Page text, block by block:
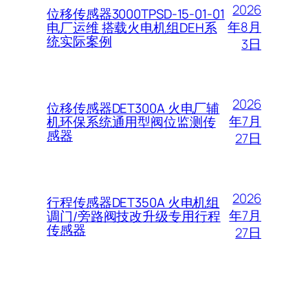
位移传感器3000TPSD-15-01-01
电厂运维 搭载火电机组DEH系
统实际案例
2026
年8月
3日
位移传感器DET300A 火电厂辅
机环保系统通用型阀位监测传
感器
2026
年7月
27日
行程传感器DET350A 火电机组
调门/旁路阀技改升级专用行程
传感器
2026
年7月
27日